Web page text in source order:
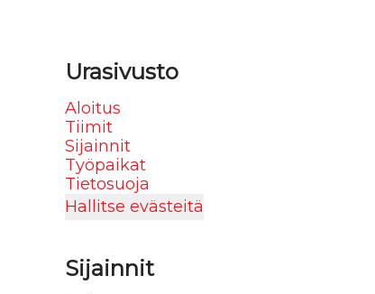
Urasivusto
Aloitus
Tiimit
Sijainnit
Työpaikat
Tietosuoja
Hallitse evästeitä
Sijainnit